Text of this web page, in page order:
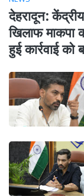
देहरादून:
खिलाफ माकपा
हुई कार्रवाई को